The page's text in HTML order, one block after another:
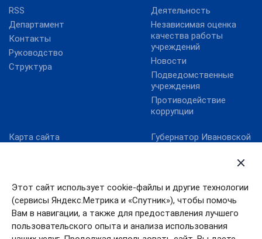
Этот сайт использует cookie-файлы и другие технологии
(сервисы Яндекс.Метрика и «Спутник»), чтобы помочь
Вам в навигации, а также для предоставления лучшего
пользовательского опыта и анализа использования
RSS
Департамент
Контакты
Руководство
Структура
Деятельность
Независимая оценка
качества работы
учреждений
Новости
Подведомственные
учреждения
Противодействие
коррупции
Карта сайта
Официальный сайт Года
российского кино
Правовой портал в
сфере культуры
Губернатор Ивановской
Правительство РФ
Президент РФ